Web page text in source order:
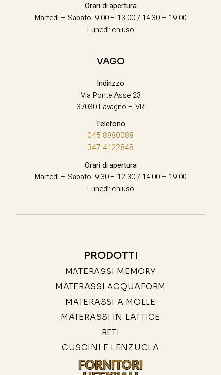
Orari di apertura
Martedì – Sabato: 9.00 – 13.00 / 14.30 – 19.00
Lunedì: chiuso
VAGO
Indirizzo
Via Ponte Asse 23
37030 Lavagno – VR
Telefono
045 8980088
347 4122848
Orari di apertura
Martedì – Sabato: 9.30 – 12.30 / 14.00 – 19.00
Lunedì: chiuso
PRODOTTI
MATERASSI MEMORY
MATERASSI ACQUAFORM
MATERASSI A MOLLE
MATERASSI IN LATTICE
RETI
CUSCINI E LENZUOLA